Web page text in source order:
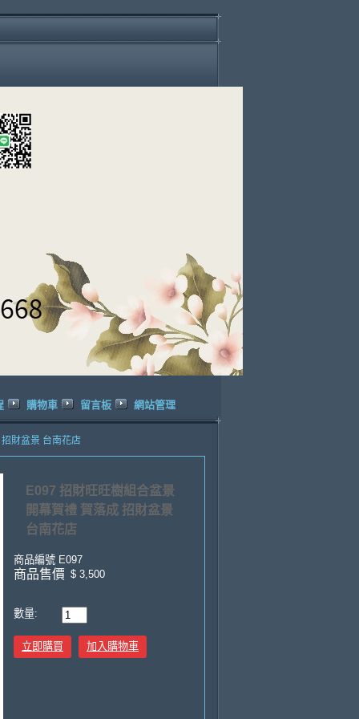
購物車 留言板 網站管理
財盆景 台南花店
E097 招財旺旺樹組合盆景
開幕賀禮 賀落成 招財盆景
台南花店
商品編號 E097
商品售價 $ 3,500
數量:
立即購買 加入購物車